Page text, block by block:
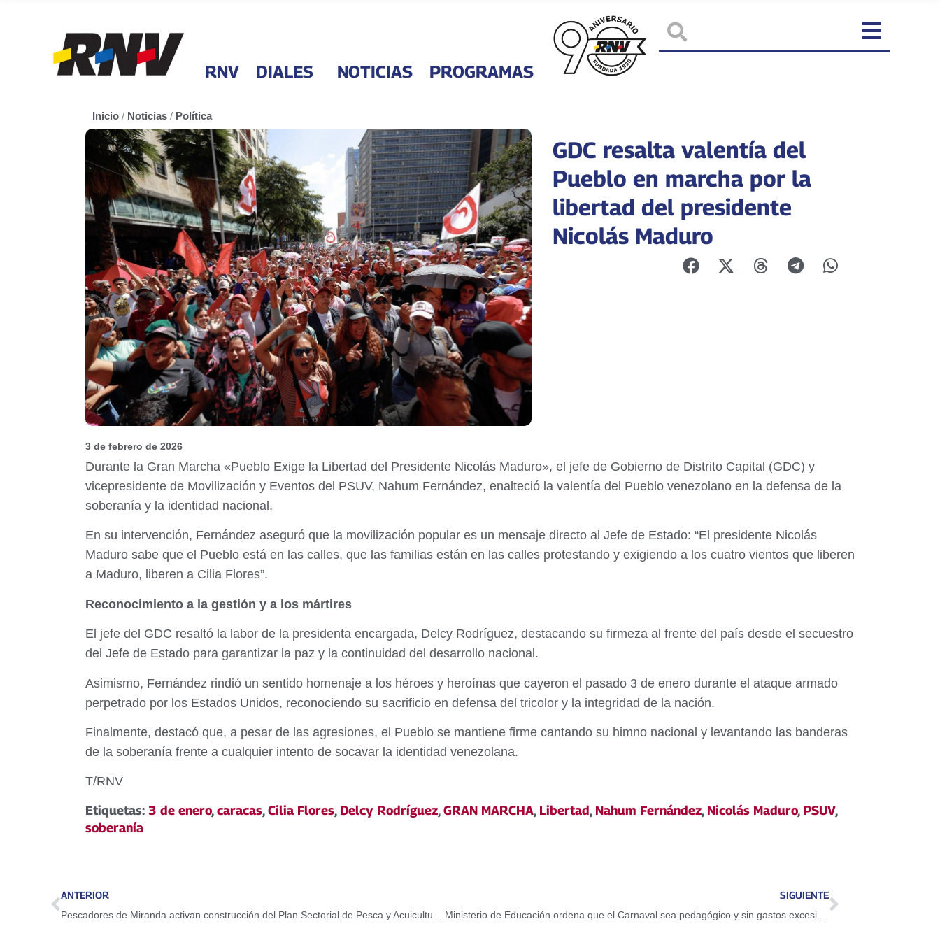
RNV DIALES NOTICIAS PROGRAMAS
Inicio / Noticias / Política
GDC resalta valentía del
Pueblo en marcha por la
libertad del presidente
Nicolás Maduro
3 de febrero de 2026
Durante la Gran Marcha «Pueblo Exige la Libertad del Presidente Nicolás Maduro», el jefe de Gobierno de Distrito Capital (GDC) y
vicepresidente de Movilización y Eventos del PSUV, Nahum Fernández, enalteció la valentía del Pueblo venezolano en la defensa de la
soberanía y la identidad nacional.
En su intervención, Fernández aseguró que la movilización popular es un mensaje directo al Jefe de Estado: “El presidente Nicolás
Maduro sabe que el Pueblo está en las calles, que las familias están en las calles protestando y exigiendo a los cuatro vientos que liberen
a Maduro, liberen a Cilia Flores”.
Reconocimiento a la gestión y a los mártires
El jefe del GDC resaltó la labor de la presidenta encargada, Delcy Rodríguez, destacando su firmeza al frente del país desde el secuestro
del Jefe de Estado para garantizar la paz y la continuidad del desarrollo nacional.
Asimismo, Fernández rindió un sentido homenaje a los héroes y heroínas que cayeron el pasado 3 de enero durante el ataque armado
perpetrado por los Estados Unidos, reconociendo su sacrificio en defensa del tricolor y la integridad de la nación.
Finalmente, destacó que, a pesar de las agresiones, el Pueblo se mantiene firme cantando su himno nacional y levantando las banderas
de la soberanía frente a cualquier intento de socavar la identidad venezolana.
T/RNV
Etiquetas: 3 de enero,caracas,Cilia Flores, Delcy Rodríguez,GRAN MARCHA, Libertad, Nahum Fernández, Nicolás Maduro, PSUV,
soberanía
ANTERIOR SIGUIENTE